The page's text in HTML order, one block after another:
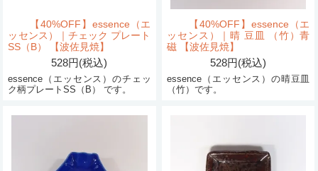
【40%OFF】essence（エ
ッセンス）｜チェック プレート
SS（B） 【波佐見焼】
528円(税込)
essence（エッセンス）のチェッ
ク柄プレートSS（B） です。
【40%OFF】essence（エ
ッセンス）｜晴 豆皿 （竹）青
磁 【波佐見焼】
528円(税込)
essence（エッセンス）の晴豆皿
（竹）です。